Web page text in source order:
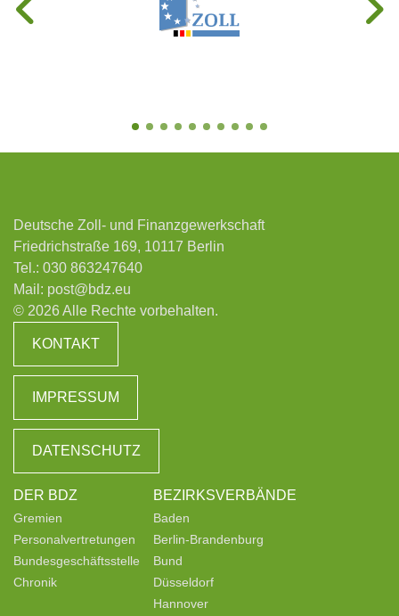
Deutsche Zoll- und Finanzgewerkschaft
Friedrichstraße 169, 10117 Berlin
Tel.: 030 863247640
Mail: post@bdz.eu
© 2026 Alle Rechte vorbehalten.
KONTAKT
IMPRESSUM
DATENSCHUTZ
DER BDZ
Gremien
Personalvertretungen
Bundesgeschäftsstelle
Chronik
BEZIRKSVERBÄNDE
Baden
Berlin-Brandenburg
Bund
Düsseldorf
Hannover